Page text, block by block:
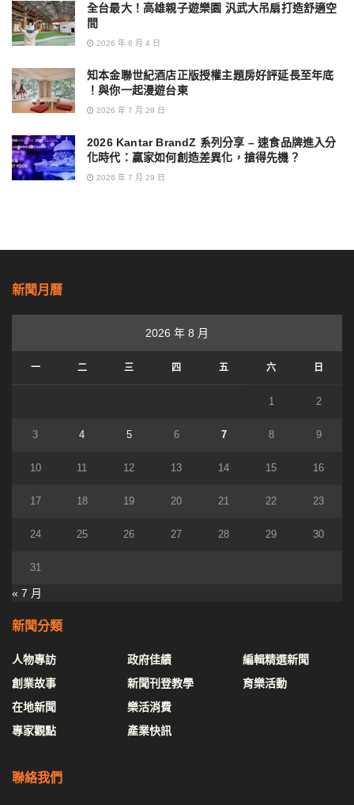
全台最大！高雄親子遊樂園 汎武大吊扇打造舒適空
間
2026 年 8 月 4 日
知本金聯世紀酒店正版授權主題房好評延長至年底
！與你一起漫遊台東
2026 年 7 月 29 日
2026 Kantar BrandZ 系列分享 – 速食品牌進入分
化時代：贏家如何創造差異化，搶得先機？
2026 年 7 月 29 日
新聞月曆
2026 年 8 月
一 二 三 四 五 六 日
1 2
3 4 5 6 7 8 9
10 11 12 13 14 15 16
17 18 19 20 21 22 23
24 25 26 27 28 29 30
31
« 7 月
新聞分類
人物專訪
創業故事
在地新聞
專家觀點
政府佳績
新聞刊登教學
樂活消費
產業快訊
編輯精選新聞
育樂活動
聯絡我們